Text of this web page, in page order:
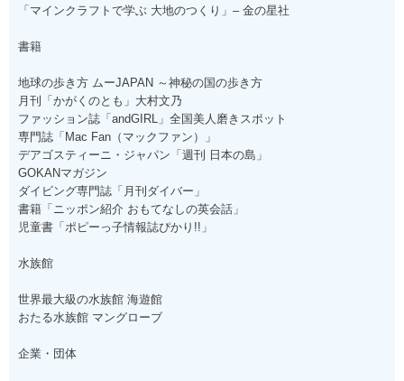
「マインクラフトで学ぶ 大地のつくり」– 金の星社
書籍
地球の歩き方 ムーJAPAN ～神秘の国の歩き方
月刊「かがくのとも」大村文乃
ファッション誌「andGIRL」全国美人磨きスポット
専門誌「Mac Fan（マックファン）」
デアゴスティーニ・ジャパン「週刊 日本の島」
GOKANマガジン
ダイビング専門誌「月刊ダイバー」
書籍「ニッポン紹介 おもてなしの英会話」
児童書「ポピーっ子情報誌ぴかり!!」
水族館
世界最大級の水族館 海遊館
おたる水族館 マングローブ
企業・団体